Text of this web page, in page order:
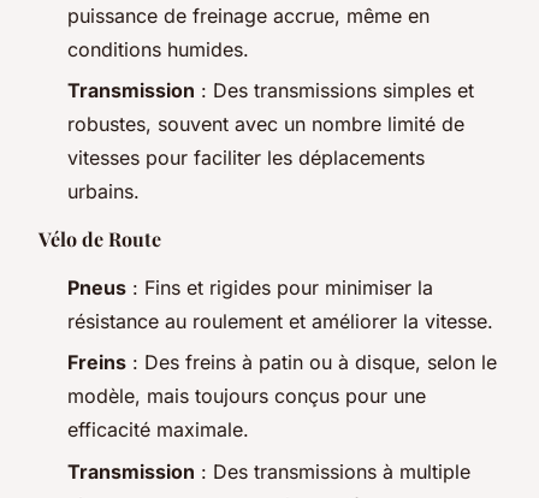
puissance de freinage accrue, même en
conditions humides.
Transmission : Des transmissions simples et
robustes, souvent avec un nombre limité de
vitesses pour faciliter les déplacements
urbains.
Vélo de Route
Pneus : Fins et rigides pour minimiser la
résistance au roulement et améliorer la vitesse.
Freins : Des freins à patin ou à disque, selon le
modèle, mais toujours conçus pour une
efficacité maximale.
Transmission : Des transmissions à multiple